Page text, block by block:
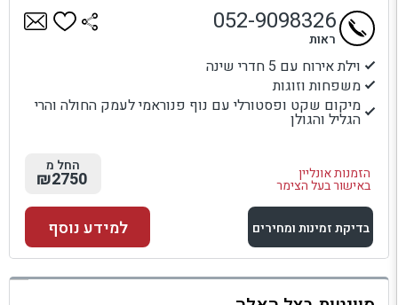
וילת אירוח עם 5 חדרי שינה
משפחות וזוגות
מיקום שקט ופסטורלי עם נוף פנוראמי לעמק החולה והרי
הגליל והגולן
הזמנות אונליין
באישור בעל הצימר
052-9098326
ראות
החל מ
₪2750
בדיקת זמינות ומחירים
למתחם זה
למידע נוסף